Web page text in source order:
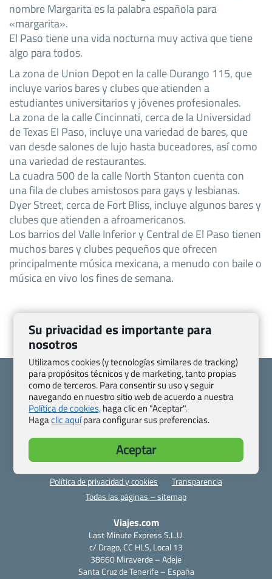
nombre Margarita es la palabra española para
«margarita».
El Paso tiene una vida nocturna muy activa que tiene
algo para todos.
La zona de Union Depot en la calle Durango 115, que
incluye varios bares y clubes que atienden a
estudiantes universitarios y jóvenes profesionales.
La zona de la calle Cincinnati, cerca de la Universidad
de Texas El Paso, incluye una variedad de bares, que
van desde salones de lujo hasta buceadores, así como
una variedad de restaurantes.
La cuadra 500 de la calle North Stanton cuenta con
una fila de clubes amistosos para gays y lesbianas.
Dyer Street, cerca de Fort Bliss, incluye algunos bares y
clubes que atienden a afroamericanos.
Los barrios del Valle Inferior y Central de El Paso tienen
muchos bares y clubes pequeños que ofrecen
principalmente música mexicana, a menudo con baile o
música en vivo los fines de semana.
Quienes somos
Contacto
Pasaporte, Visado, Salud y otras disposiciones específicas
Blog de Viajes.com
Registro de agencias
Preguntas frecuentes
Condiciones generales
Política de privacidad y cookies
Transparencia
Todas las páginas – sitemap
Viajes.com
Last Minute Express S.L.U.
c/ Drago, CC HLS, Local 13
38660 Miraverde – Adeje
Santa Cruz de Tenerife – España
Su privacidad es importante para
nosotros
Utilizamos cookies (y tecnologías similares de tracking)
para propósitos técnicos y de marketing, tanto propias
como de terceros. Para consentir su uso y seguir
navegando en nuestro sitio web de acuerdo a nuestra
Política de cookies,haga clic en "Aceptar".
Hagaclic aquípara configurar sus preferencias.
Aceptar